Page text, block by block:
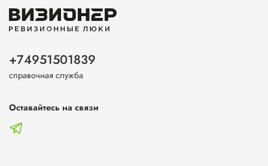
+74951501839
справочная служба
Оставайтесь на связи